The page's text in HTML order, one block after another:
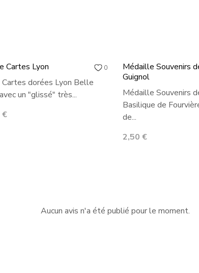
0
Cartes Lyon
Cartes dorées Lyon Belle
un "glissé" très...
€
Médaille Souvenirs
Guignol
Médaille Souvenirs
Basilique de
de...
Prix
2,50 €
Aucun avis n'a été publié pour le moment.